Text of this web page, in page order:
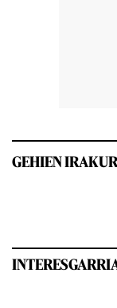
GEHIEN